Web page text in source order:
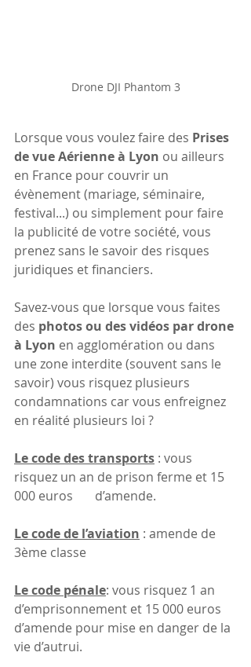
Drone DJI Phantom 3
Lorsque vous voulez faire des Prises
de vue Aérienne à Lyon ou ailleurs
en France pour couvrir un
évènement (mariage, séminaire,
festival...) ou simplement pour faire
la publicité de votre société, vous
prenez sans le savoir des risques
juridiques et financiers.
Savez-vous que lorsque vous faites
des photos ou des vidéos par drone
à Lyon en agglomération ou dans
une zone interdite (souvent sans le
savoir) vous risquez plusieurs
condamnations car vous enfreignez
en réalité plusieurs loi ?
Le code des transports : vous
risquez un an de prison ferme et 15
000 euros       d’amende.
Le code de l’aviation : amende de
3ème classe
Le code pénale: vous risquez 1 an
d’emprisonnement et 15 000 euros
d’amende pour mise en danger de la
vie d’autrui.